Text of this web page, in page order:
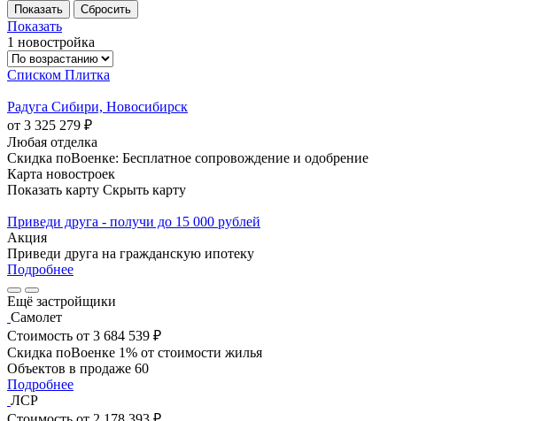
Показать
1 новостройка
Списком Плитка
Радуга Сибири, Новосибирск
от 3 325 279 ₽
Любая отделка
Скидка поВоенке: Бесплатное сопровождение и одобрение
Карта новостроек
Показать карту Скрыть карту
Приведи друга - получи до 15 000 рублей
Акция
Приведи друга на гражданскую ипотеку
Подробнее
Ещё застройщики
Самолет
Стоимость от 3 684 539 ₽
Скидка поВоенке 1% от стоимости жилья
Объектов в продаже 60
Подробнее
ЛСР